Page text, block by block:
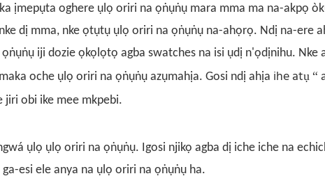
ịmepụta oghere ụlọ oriri na ọṅụṅụ mara mma ma na-akpọ
dị mma, nke ọtụtụ ụlọ oriri na ọṅụṅụ na-ahọrọ. Ndị na-ere
iji dozie ọkọlọtọ agba swatches na isi ụdị n'ọdịnihu. Nke
oche ụlọ oriri na ọṅụṅụ azụmahịa. Gosi ndị ahịa ihe atụ “
jiri obi ike mee mkpebi.
ụlọ ụlọ oriri na ọṅụṅụ. Igosi njikọ agba dị iche iche na
esi ele anya na ụlọ oriri na ọṅụṅụ ha.